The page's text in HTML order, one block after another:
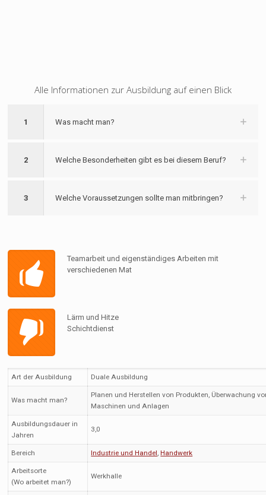
Alle Informationen zur Ausbildung auf einen Blick
1 Was macht man?
2 Welche Besonderheiten gibt es bei diesem Beruf?
3 Welche Voraussetzungen sollte man mitbringen?
Teamarbeit und eigenständiges Arbeiten mit
verschiedenen Mat
Lärm und Hitze
Schichtdienst
Art der Ausbildung Duale Ausbildung
Was macht man?
Planen und Herstellen von Produkten, Überwachung
Maschinen und Anlagen
Ausbildungsdauer in
Jahren
3,0
Bereich Industrie und Handel,Handwerk
Arbeitsorte
(Wo arbeitet man?)
Werkhalle